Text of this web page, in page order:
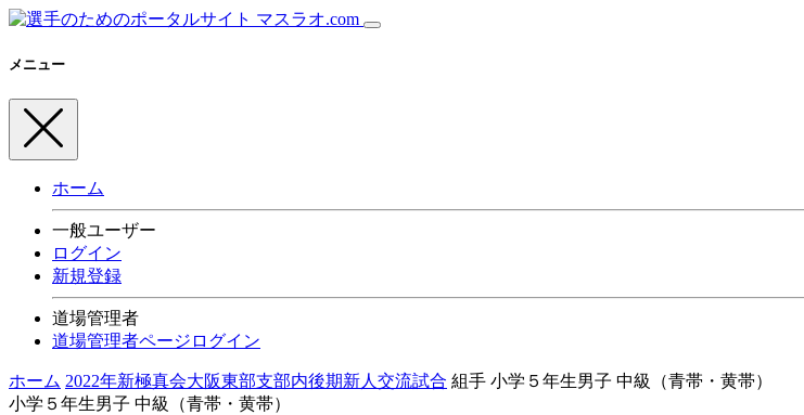
メニュー
ホーム
一般ユーザー
ログイン
新規登録
道場管理者
道場管理者ページログイン
ホーム 2022年新極真会大阪東部支部内後期新人交流試合 組手 小学５年生男子 中級（青帯・黄帯）
小学５年生男子 中級（青帯・黄帯）